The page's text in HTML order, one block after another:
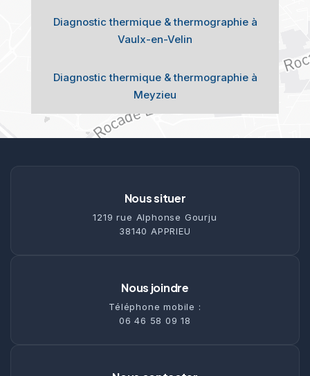
Diagnostic thermique & thermographie à
Vaulx-en-Velin
Diagnostic thermique & thermographie à
Meyzieu
Nous situer
1219 rue Alphonse Gourju
38140 APPRIEU
Nous joindre
Téléphone mobile :
06 46 58 09 18